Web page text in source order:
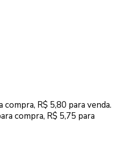
R$ 5,80 para venda.
compra, R$ 5,75 para